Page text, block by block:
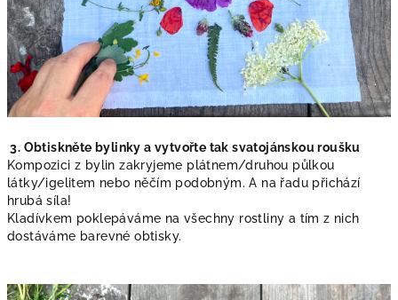
3. Obtiskněte bylinky a vytvořte tak svatojánskou roušku
Kompozici z bylin zakryjeme plátnem/druhou půlkou
látky/igelitem nebo něčím podobným. A na řadu přichází
hrubá síla!
Kladívkem poklepáváme na všechny rostliny a tím z nich
dostáváme barevné obtisky.